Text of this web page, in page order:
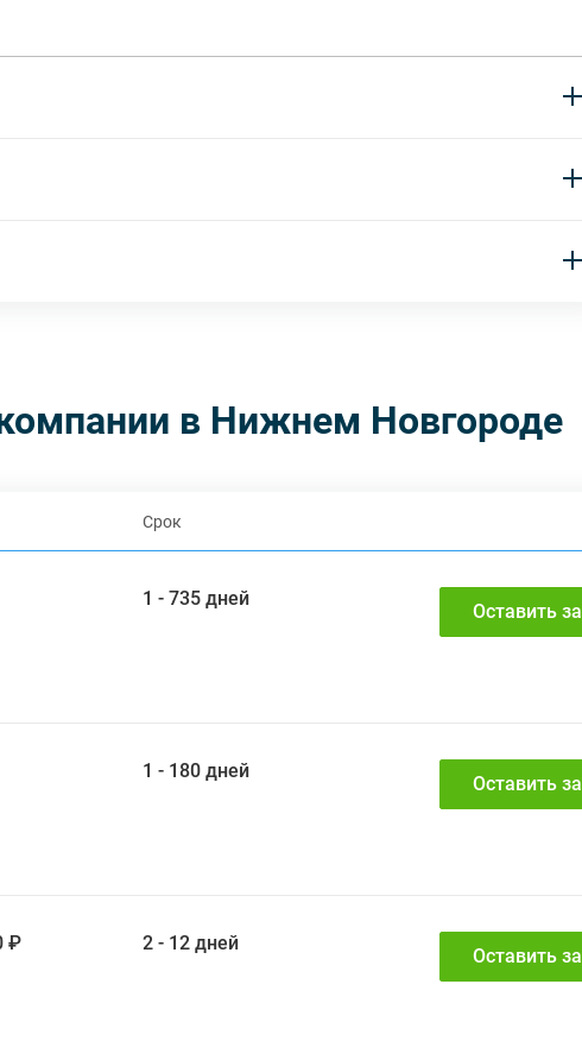
в Нижнем Новгороде
Срок
1 - 735 дней
Оставить
1 - 180 дней
Оставить
₽ 2 - 12 дней
Оставить